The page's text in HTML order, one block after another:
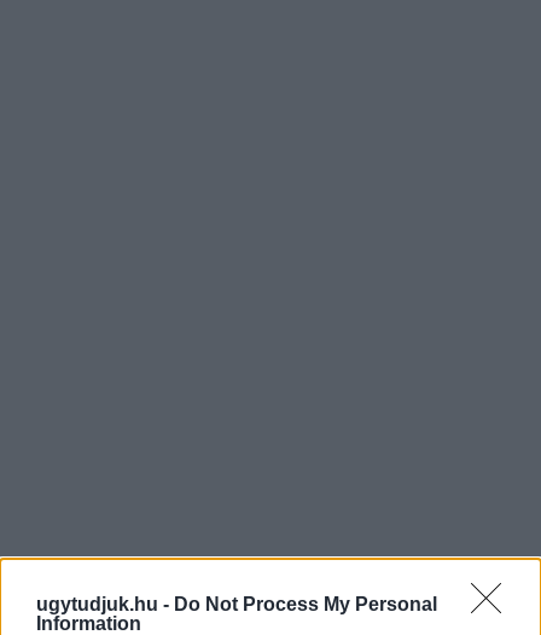
ugytudjuk.hu - Do Not Process My Personal
Information